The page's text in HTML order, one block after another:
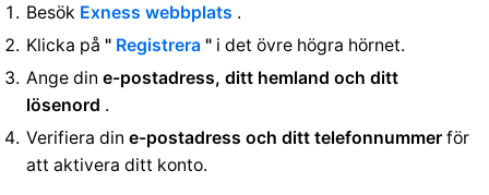
Besök Exness webbplats .
Klicka på " Registrera " i det övre högra hörnet.
Ange din e-postadress, ditt hemland och ditt
lösenord .
Verifiera din e-postadress och ditt telefonnummer för
att aktivera ditt konto.